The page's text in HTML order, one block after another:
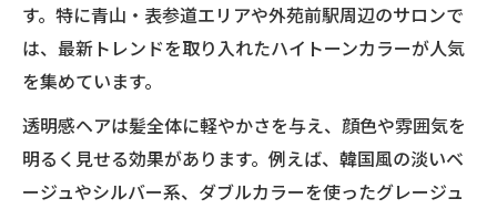
す。特に青山・表参道エリアや外苑前駅周辺のサロンで
は、最新トレンドを取り入れたハイトーンカラーが人気
を集めています。
透明感ヘアは髪全体に軽やかさを与え、顔色や雰囲気を
明るく見せる効果があります。例えば、韓国風の淡いベ
ージュやシルバー系、ダブルカラーを使ったグレージュ